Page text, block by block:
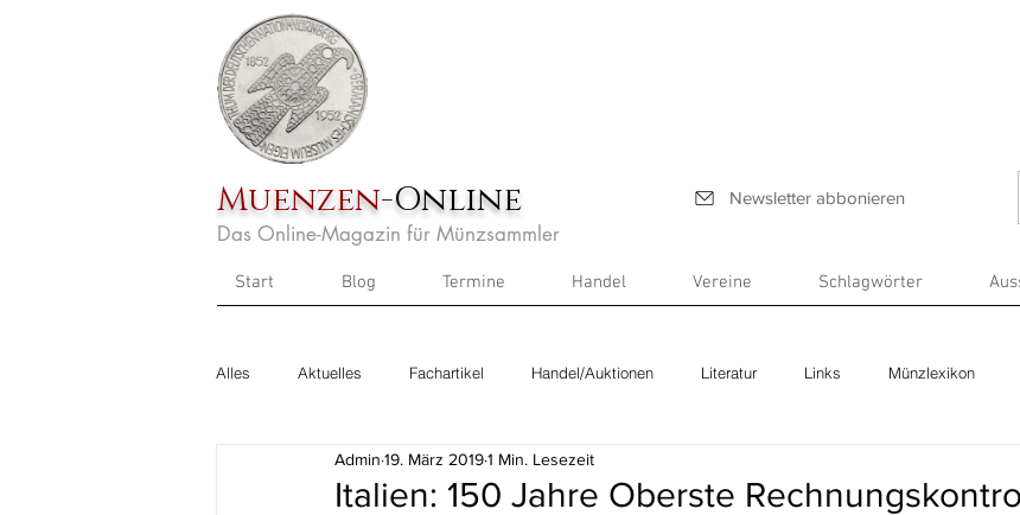
Muenzen-Online Newsletter abbonieren
Das Online-Magazin für Münzsammler
Start Blog Termine Handel Vereine Schlagwörter
Alles Aktuelles Fachartikel Handel/Auktionen Literatur Links Münzlexikon
Italien: 150 Jahre Oberste
Admin 19. März 20191 Min. Lesezeit